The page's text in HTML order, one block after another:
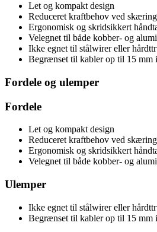
Let og kompakt design
Reduceret kraftbehov ved skæring
Ergonomisk og skridsikkert
Velegnet til både kobber- og
Ikke egnet til stålwirer eller
Begrænset til kabler op til 15 mm
Fordele og ulemper
Fordele
Let og kompakt design
Reduceret kraftbehov ved skæring
Ergonomisk og skridsikkert
Velegnet til både kobber- og
Ulemper
Ikke egnet til stålwirer eller
Begrænset til kabler op til 15 mm